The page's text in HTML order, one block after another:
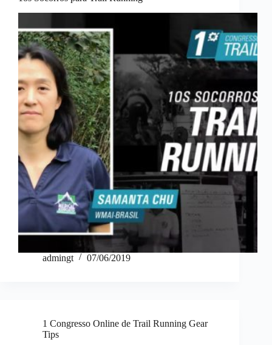
admingt 07/06/2019
1 Congresso Online de Trail Running Gear
Tips